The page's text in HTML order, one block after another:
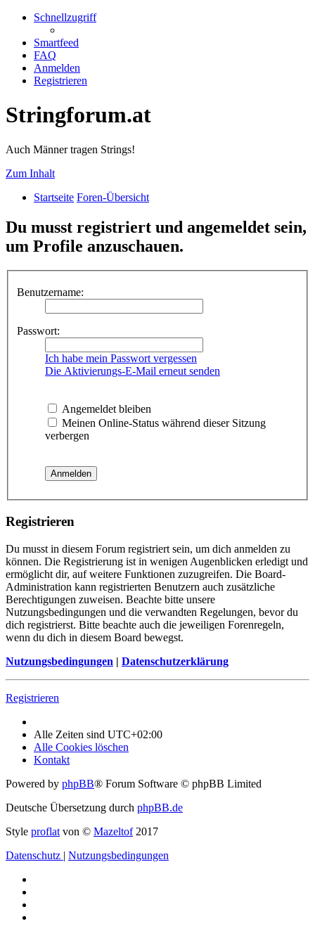
Schnellzugriff
Smartfeed
FAQ
Anmelden
Registrieren
Stringforum.at
Auch Männer tragen Strings!
Zum Inhalt
Startseite Foren-Übersicht
Du musst registriert und angemeldet sein,
um Profile anzuschauen.
Benutzername:
Passwort:
Ich habe mein Passwort vergessen
Die Aktivierungs-E-Mail erneut senden
Angemeldet bleiben
Meinen Online-Status während dieser Sitzung
verbergen
Registrieren
Du musst in diesem Forum registriert sein, um dich anmelden zu
können. Die Registrierung ist in wenigen Augenblicken erledigt und
ermöglicht dir, auf weitere Funktionen zuzugreifen. Die Board-
Administration kann registrierten Benutzern auch zusätzliche
Berechtigungen zuweisen. Beachte bitte unsere
Nutzungsbedingungen und die verwandten Regelungen, bevor du
dich registrierst. Bitte beachte auch die jeweiligen Forenregeln,
wenn du dich in diesem Board bewegst.
Nutzungsbedingungen | Datenschutzerklärung
Registrieren
Alle Zeiten sind UTC+02:00
Alle Cookies löschen
Kontakt
Powered by phpBB® Forum Software © phpBB Limited
Deutsche Übersetzung durch phpBB.de
Style proflat von © Mazeltof2017
Datenschutz | Nutzungsbedingungen